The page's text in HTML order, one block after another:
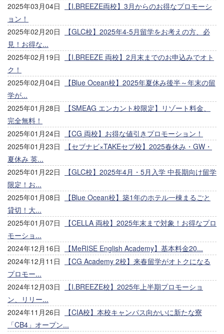
2025年03月04日
【I.BREEZE両校】3月からのお得なプロモーシ
ョン！
2025年02月20日
【GLC校】2025年4-5月留学をお考えの方、必
見！お得な...
2025年02月19日
【I.BREEZE 両校】2月末までのお申込みでオト
ク！
2025年02月04日
【Blue Ocean校】2025年夏休み後半～年末の留
学が...
2025年01月28日
【SMEAG エンカント校限定】リゾート料金、
完全無料！
2025年01月24日
【CG 両校】お得な値引きプロモーション！
2025年01月23日
【セブナビ×TAKEセブ校】2025春休み・GW・
夏休み 英...
2025年01月22日
【GLC校】2025年4月・5月入学 中長期向け留学
限定！お...
2025年01月08日
【Blue Ocean校】築1年のホテル一棟まるごと
貸切！大...
2025年01月07日
【CELLA 両校】2025年末まで対象！お得なプロ
モーショ...
2024年12月16日
【MeRISE English Academy】基本料金20...
2024年12月11日
【CG Academy 2校】来春留学がオトクになる
プロモー...
2024年12月03日
【I.BREEZE校】2025年上半期プロモーショ
ン、リリー...
2024年11月26日
【CIA校】本校キャンパス向かいに新たな寮
「CB4」オープン...